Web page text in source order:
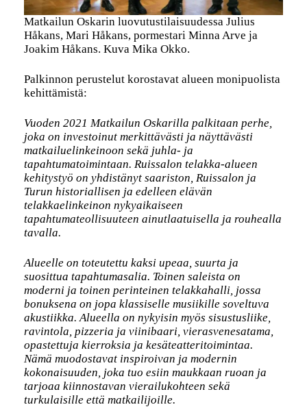
Matkailun Oskarin luovutustilaisuudessa Julius
Håkans, Mari Håkans, pormestari Minna Arve ja
Joakim Håkans. Kuva Mika Okko.
Palkinnon perustelut korostavat alueen monipuolista
kehittämistä:
Vuoden 2021 Matkailun Oskarilla palkitaan perhe,
joka on investoinut merkittävästi ja näyttävästi
matkailuelinkeinoon sekä juhla- ja
tapahtumatoimintaan. Ruissalon telakka-alueen
kehitystyö on yhdistänyt saariston, Ruissalon ja
Turun historiallisen ja edelleen elävän
telakkaelinkeinon nykyaikaiseen
tapahtumateollisuuteen ainutlaatuisella ja rouhealla
tavalla.
Alueelle on toteutettu kaksi upeaa, suurta ja
suosittua tapahtumasalia. Toinen saleista on
moderni ja toinen perinteinen telakkahalli, jossa
bonuksena on jopa klassiselle musiikille soveltuva
akustiikka. Alueella on nykyisin myös sisustusliike,
ravintola, pizzeria ja viinibaari, vierasvenesatama,
opastettuja kierroksia ja kesäteatteritoimintaa.
Nämä muodostavat inspiroivan ja modernin
kokonaisuuden, joka tuo esiin maukkaan ruoan ja
tarjoaa kiinnostavan vierailukohteen sekä
turkulaisille että matkailijoille.